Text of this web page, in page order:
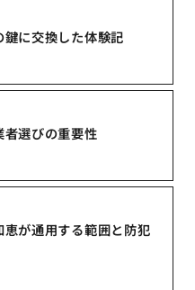
に交換した体験記
選びの重要性
が通用する範囲と防犯